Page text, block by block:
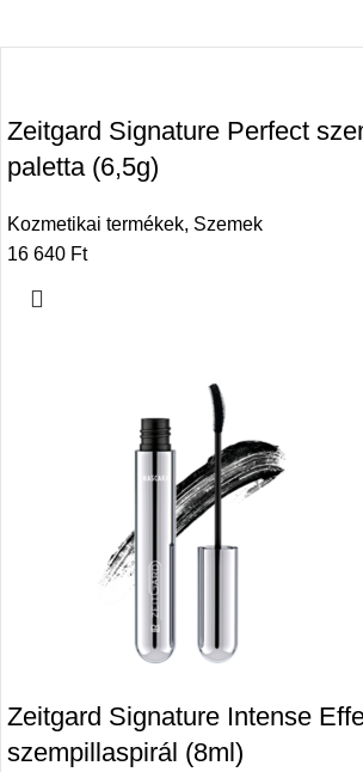
Zeitgard Signature Perfect
paletta (6,5g)
Kozmetikai termékek, Szemek
16 640 Ft
Zeitgard Signature Intense
szempillaspirál (8ml)